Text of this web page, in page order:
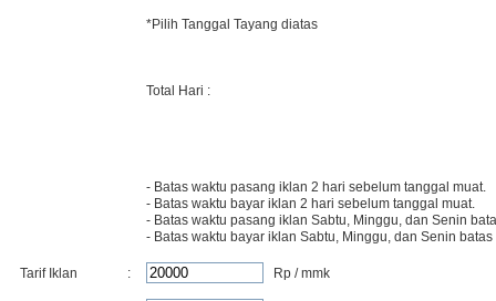
*Pilih Tanggal Tayang diatas
Total Hari :
- Batas waktu pasang iklan 2 hari sebelum tanggal muat.
- Batas waktu bayar iklan 2 hari sebelum tanggal muat.
- Batas waktu pasang iklan Sabtu, Minggu, dan Senin
- Batas waktu bayar iklan Sabtu, Minggu, dan Senin batas
Tarif Iklan : Rp / mmk